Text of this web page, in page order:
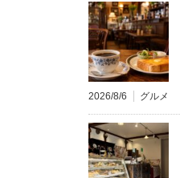
2026/8/6 グルメ